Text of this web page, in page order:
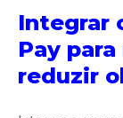
Integrar
Pay
reduzir